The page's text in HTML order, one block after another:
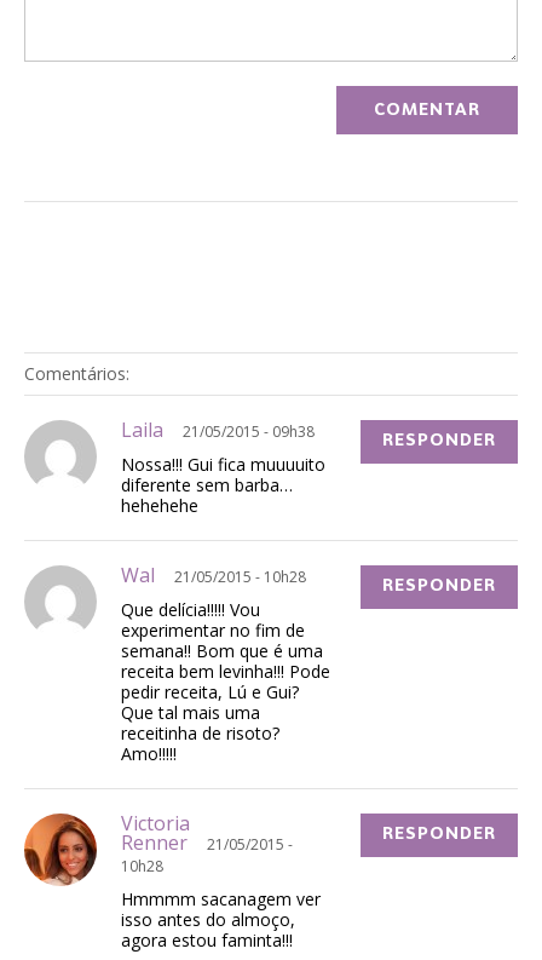
Comentários:
Laila 21/05/2015 - 09h38
Nossa!!! Gui fica muuuuito
diferente sem barba…
hehehehe
RESPONDER
Wal 21/05/2015 - 10h28
Que delícia!!!!! Vou
experimentar no fim de
semana!! Bom que é uma
receita bem levinha!!! Pode
pedir receita, Lú e Gui?
Que tal mais uma
receitinha de risoto?
Amo!!!!!
RESPONDER
Victoria
Renner
21/05/2015 -
10h28
Hmmmm sacanagem ver
isso antes do almoço,
agora estou faminta!!!
RESPONDER